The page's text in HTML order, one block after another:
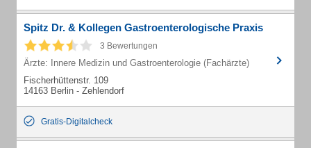
Spitz Dr. & Kollegen Gastroenterologische Praxis
3 Bewertungen
Ärzte: Innere Medizin und Gastroenterologie (Fachärzte)
Fischerhüttenstr. 109
14163 Berlin - Zehlendorf
Gratis-Digitalcheck